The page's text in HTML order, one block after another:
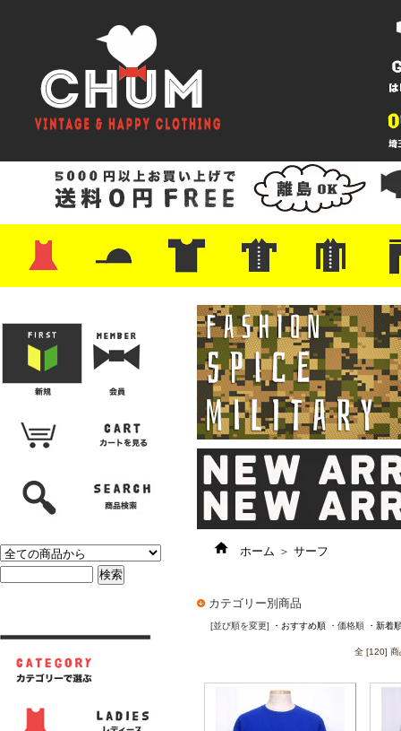
・レザーシューズ/スニーカー
・プリントTシャツ
・バンド/ツアー
・キャラクター
・Nike/adidas/スポーツ
・チャンピオン
・サーフ/スケート
・ボーダー/総柄/無地
・フットボール/リンガー
・タンクトップ/NBA・ポロシャツ
・半袖シャツ
・アロハ/サーフ/ボーリング
・ラルフ/ブランド
・無地/チェック/ストラ
・ワーク/ミリタリー/ウ
ン
・ネル/ウール ・ショ
・アウ
・ジー
・
・ミリ
・コー
・コッ
・オー
・ジャ
ン
ホーム ＞ サーフ
カテゴリー別商品
[並び順を変更] ・おすすめ順 ・価格順 ・新着
全 [120] 商